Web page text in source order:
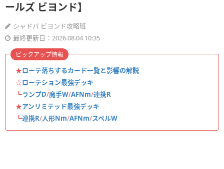
ールズ ビヨンド】
シャドバ ビヨンド攻略班
最終更新日：2026.08.04 10:35
★ローテ落ちするカード一覧と影響の解説
☆ローテション最強デッキ
┗ランプD/魔手W/AFNm/連携R
★アンリミテッド最強デッキ
┗連携R/人形Nm/AFNm/スペルW
ピックアップ情報